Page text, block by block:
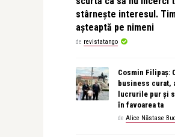
stârnește interesul.
așteaptă pe nimeni
de revistatango
Cosmin Filipaș:
business curat,
lucrurile pur și
în favoarea ta
de Alice Năstase